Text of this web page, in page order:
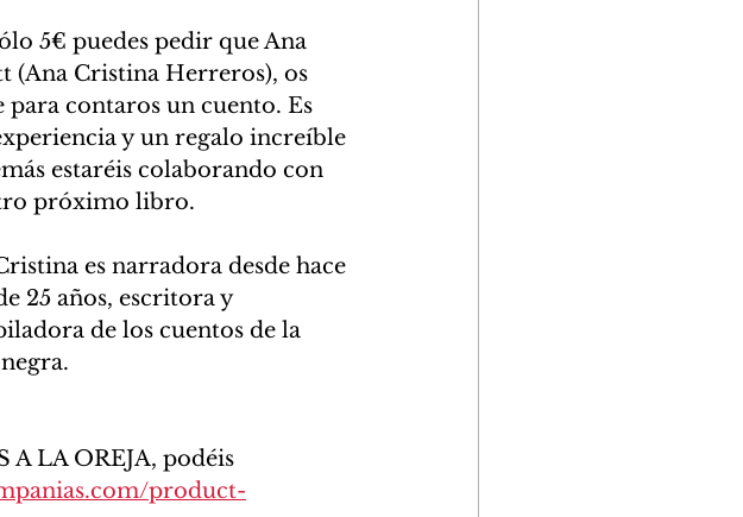
5€ puedes pedir que Ana
(Ana Cristina Herreros), os
para contaros un cuento. Es
y un regalo increíble
estaréis colaborando con
próximo libro.
es narradora desde hace
25 años, escritora y
de los cuentos de la
A LA OREJA, podéis
product-